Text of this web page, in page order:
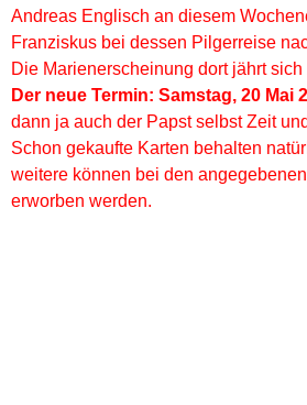
Andreas Englisch an diesem
Franziskus bei dessen Pilgerreise
Die Marienerscheinung dort jährt sich
Der neue Termin: Samstag, 20 Mai
dann ja auch der Papst selbst Zeit
Schon gekaufte Karten behalten
weitere können bei den
erworben werden.